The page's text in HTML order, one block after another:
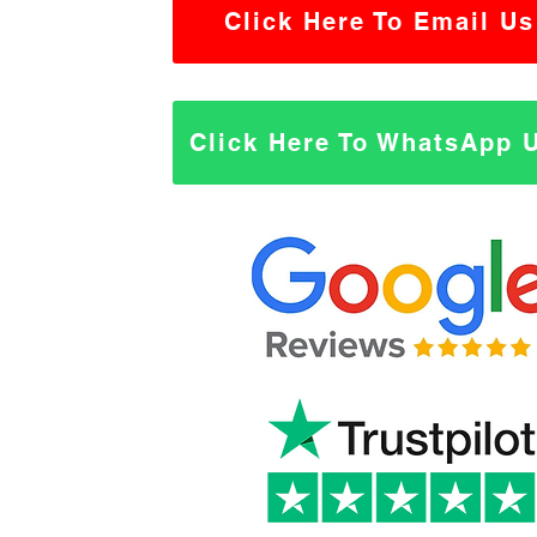
Click Here To Email Us
Click Here To WhatsApp